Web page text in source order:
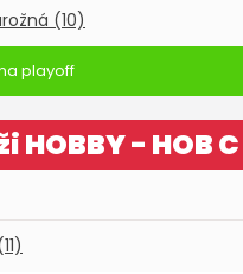
(10)
playoff
HOBBY - HOB C